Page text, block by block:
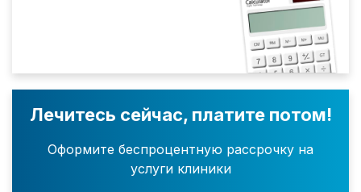
Лечитесь сейчас, платите потом!
Оформите беспроцентную рассрочку на
услуги клиники